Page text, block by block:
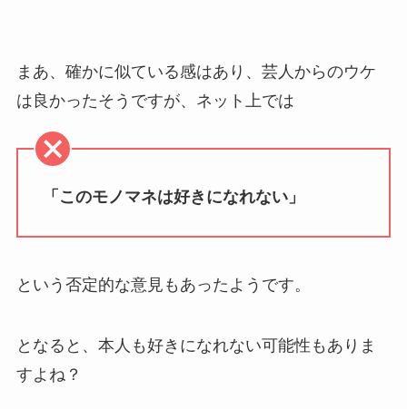
まあ、確かに似ている感はあり、芸人からのウケ
は良かったそうですが、ネット上では
「このモノマネは好きになれない」
という否定的な意見もあったようです。
となると、本人も好きになれない可能性もありま
すよね？